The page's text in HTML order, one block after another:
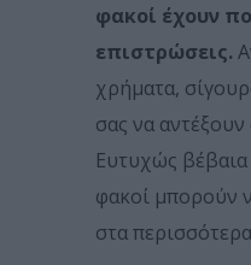
φακοί έχουν
επιστρώσεις.
χρήματα,
σας να
Ευτυχώς βέβαια
φακοί μπορούν
στα